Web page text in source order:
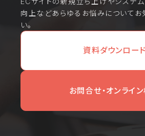
向上などあらゆるお悩みについてお
い。
資料ダウンロード
お問合せ・オンライ